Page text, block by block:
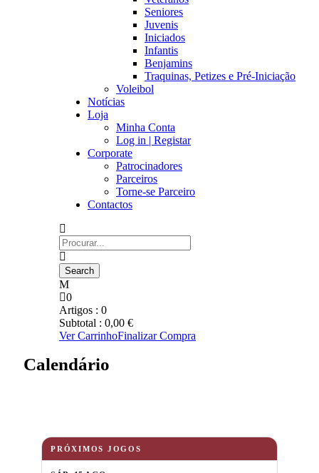
Seniores
Juvenis
Iniciados
Infantis
Benjamins
Traquinas, Petizes e Pré-Iniciação
Voleibol
Notícias
Loja
Minha Conta
Log in | Registar
Corporate
Patrocinadores
Parceiros
Torne-se Parceiro
Contactos
0
Artigos : 0
Subtotal : 0,00 €
Ver CarrinhoFinalizar Compra
Calendário
PRÓXIMOS JOGOS